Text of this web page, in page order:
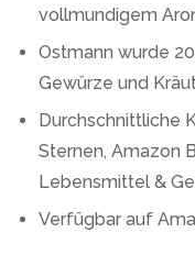
vollmundigem
Ostmann wurde
Gewürze und
Durchschnittliche
Sternen, Amazon
Lebensmittel &
Verfügbar auf